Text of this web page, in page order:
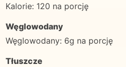
Kalorie: 120 na porcję
Węglowodany
Węglowodany: 6g na porcję
Tłuszcze